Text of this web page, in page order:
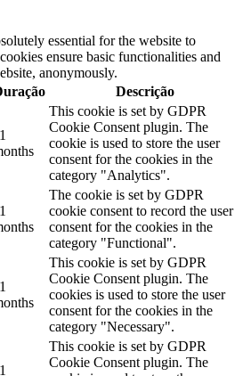
essential for the website to
ensure basic functionalities and
anonymously.
Descrição
This cookie is set by GDPR
Cookie Consent plugin. The
cookie is used to store the user
consent for the cookies in the
category "Analytics".
The cookie is set by GDPR
cookie consent to record the user
consent for the cookies in the
category "Functional".
This cookie is set by GDPR
Cookie Consent plugin. The
cookies is used to store the user
consent for the cookies in the
category "Necessary".
This cookie is set by GDPR
Cookie Consent plugin. The